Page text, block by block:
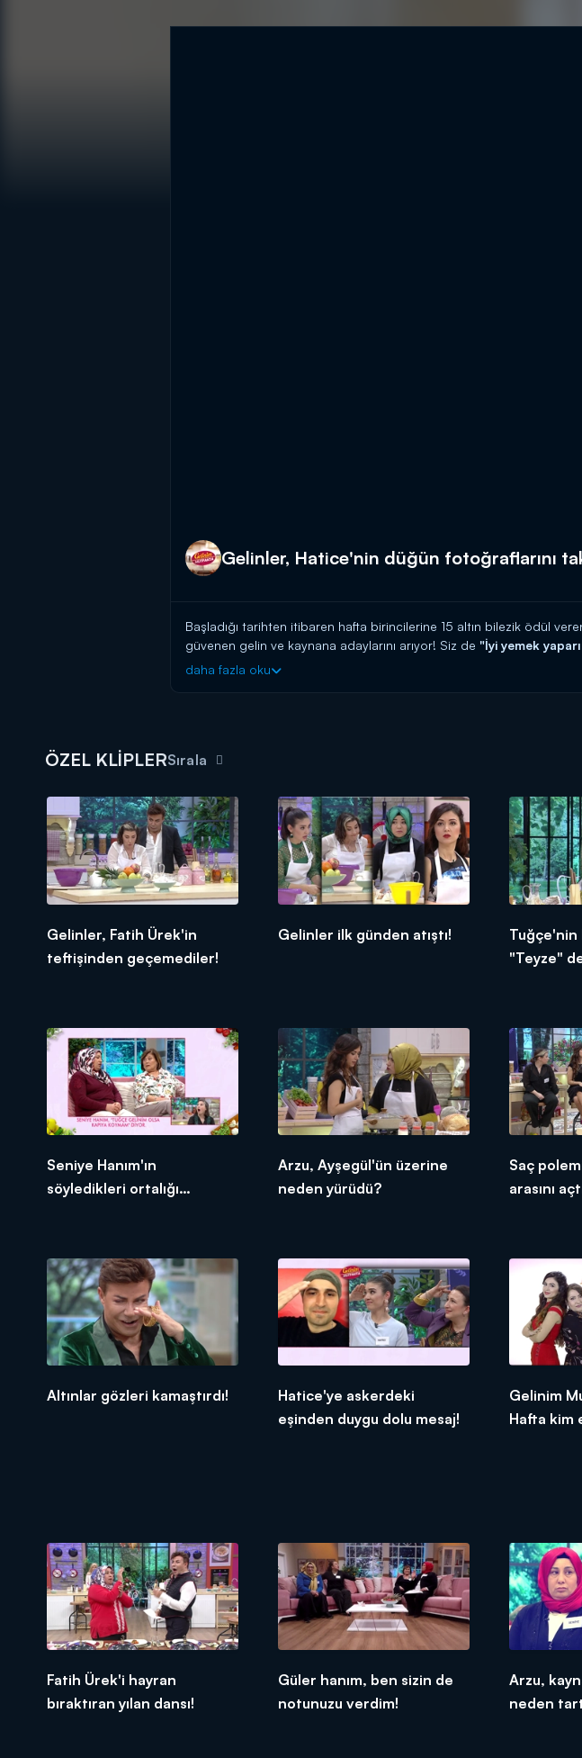
Gelinler, Hatice'nin düğün fotoğraflarını
Başladığı tarihten itibaren hafta birincilerine 15 altın bilezik ödül
güvenen gelin ve kaynana adaylarını arıyor! Siz de "İyi yemek
başlayın!
Gelinim Mutfakta, yeni bölümleriyle hafta içi her gün Kanal D'de!
daha fazla oku
ÖZEL KLİPLERSırala
Gelinler, Fatih Ürek'in
teftişinden geçemediler!
Gelinler ilk günden atıştı!
Tuğçe'nin
"Teyze"
Seniye Hanım'ın
söyledikleri ortalığı
Arzu, Ayşegül'ün üzerine
neden yürüdü?
Saç
arasını
Altınlar gözleri kamaştırdı!
Hatice'ye askerdeki
eşinden duygu dolu mesaj!
Gelinim
Hafta kim
Fatih Ürek'i hayran
bıraktıran yılan dansı!
Güler hanım, ben sizin de
notunuzu verdim!
Arzu,
neden